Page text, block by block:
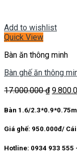
Add to wishlist
Quick View
Bàn ăn thông minh
Bàn ghế ăn thông
17.000.000₫ Giá
là:
Bàn 1.6/
Giá ghế: 950.000đ/ Cái
Hotline: 0934 933 555